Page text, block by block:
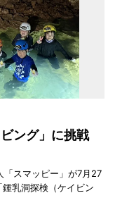
ング」に挑戦
「スマッピー」が7月27
乳洞探検（ケイビン